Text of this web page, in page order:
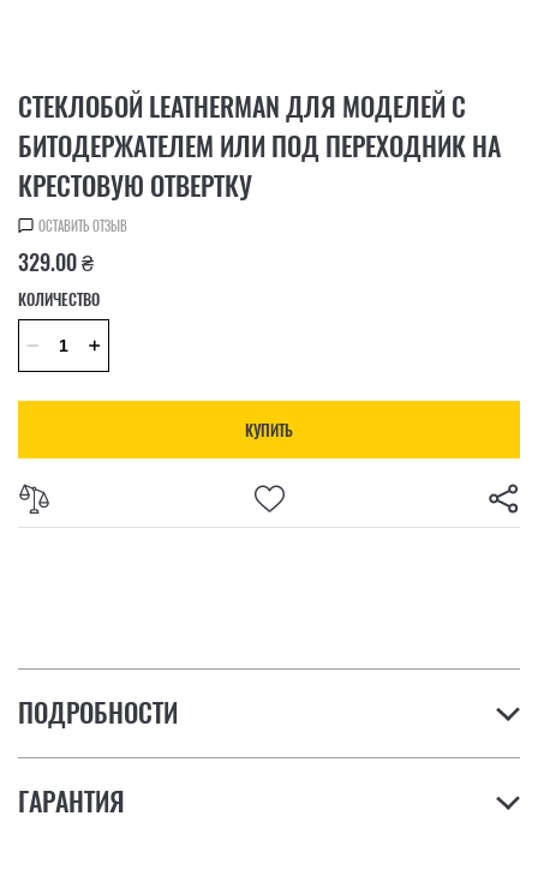
СТЕКЛОБОЙ LEATHERMAN ДЛЯ МОДЕЛЕЙ С
БИТОДЕРЖАТЕЛЕМ ИЛИ ПОД ПЕРЕХОДНИК НА
КРЕСТОВУЮ ОТВЕРТКУ
ОСТАВИТЬ ОТЗЫВ
329.00 ₴
КОЛИЧЕСТВО
КУПИТЬ
ПОДРОБНОСТИ
ГАРАНТИЯ